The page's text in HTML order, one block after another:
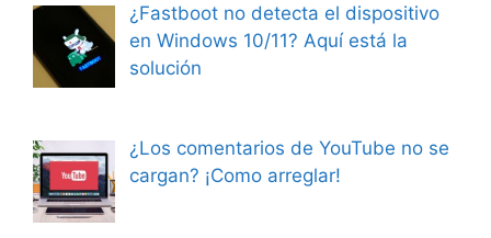
¿Fastboot no detecta el dispositivo
en Windows 10/11? Aquí está la
solución
¿Los comentarios de YouTube no se
cargan? ¡Como arreglar!